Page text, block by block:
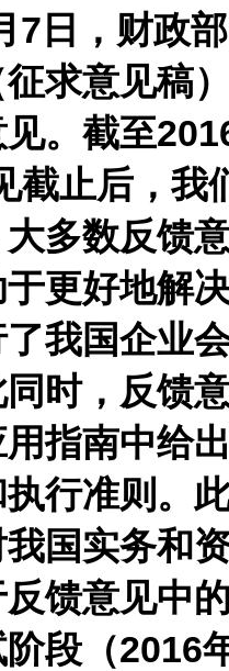
，财政
求意见稿
。截至
截止后，我
多数反馈
更好地解
我国企业
时，反馈
指南中给
行准则。
国实务和
馈意见中
（2016